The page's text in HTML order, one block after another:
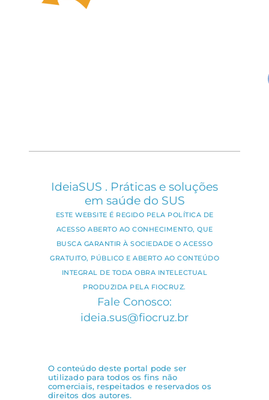
IdeiaSUS . Práticas e soluções
em saúde do SUS
ESTE WEBSITE É REGIDO PELA POLÍTICA DE
ACESSO ABERTO AO CONHECIMENTO, QUE
BUSCA GARANTIR À SOCIEDADE O ACESSO
GRATUITO, PÚBLICO E ABERTO AO CONTEÚDO
INTEGRAL DE TODA OBRA INTELECTUAL
PRODUZIDA PELA FIOCRUZ.
Fale Conosco:
ideia.sus@fiocruz.br
O conteúdo deste portal pode ser
utilizado para todos os fins não
comerciais, respeitados e reservados os
direitos dos autores.